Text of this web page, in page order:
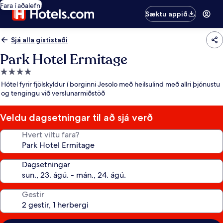
Fara í aðalefni
Sæktu appið
Sjá alla gististaði
Park Hotel Ermitage
4.0
stjörnu
gististaður
Hótel fyrir fjölskyldur í borginni Jesolo með heilsulind með allri þjónustu
og tengingu við verslunarmiðstöð
Veldu dagsetningar til að sjá verð
Hvert viltu fara?
Dagsetningar
Gestir